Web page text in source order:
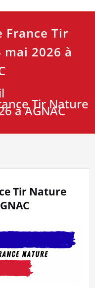
France Tir
2026 à
Tir Nature
à AGNAC
Tir Nature